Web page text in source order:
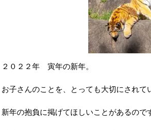
２０２２年 寅年の新年。
お子さんのことを、とっても大切にされて
新年の抱負に掲げてほしいことがあるので